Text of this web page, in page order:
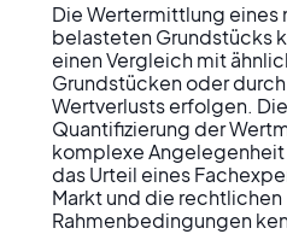
Die Wertermittlung
belasteten Grundstücks
einen Vergleich mit
Grundstücken oder
Wertverlusts erfolgen.
Quantifizierung der
komplexe
das Urteil eines
Markt und die rechtlichen
Rahmenbedingungen